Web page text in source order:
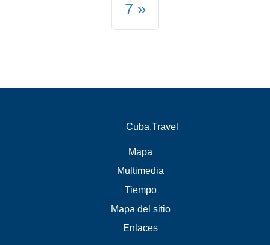
7
Cuba.Travel
Mapa
Multimedia
Tiempo
Mapa del sitio
Enlaces